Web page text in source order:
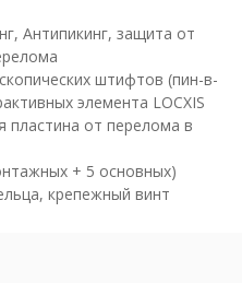
Антипикинг, защита от
штифтов (пин-в-
элемента LOCXIS
пластина от перелома в
+ 5 основных)
крепежный винт